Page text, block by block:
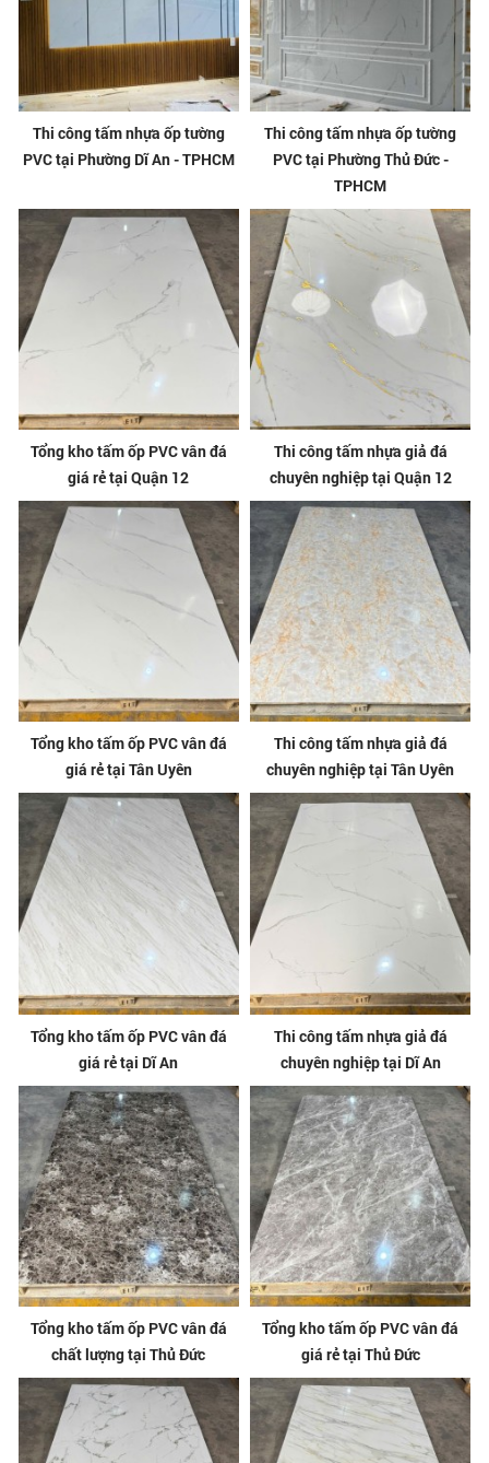
Thi công tấm nhựa ốp tường
PVC tại Phường Dĩ An - TPHCM
Thi công tấm nhựa ốp tường
PVC tại Phường Thủ Đức -
TPHCM
Tổng kho tấm ốp PVC vân đá
giá rẻ tại Quận 12
Thi công tấm nhựa giả đá
chuyên nghiệp tại Quận 12
Tổng kho tấm ốp PVC vân đá
giá rẻ tại Tân Uyên
Thi công tấm nhựa giả đá
chuyên nghiệp tại Tân Uyên
Tổng kho tấm ốp PVC vân đá
giá rẻ tại Dĩ An
Thi công tấm nhựa giả đá
chuyên nghiệp tại Dĩ An
Tổng kho tấm ốp PVC vân đá
chất lượng tại Thủ Đức
Tổng kho tấm ốp PVC vân đá
giá rẻ tại Thủ Đức